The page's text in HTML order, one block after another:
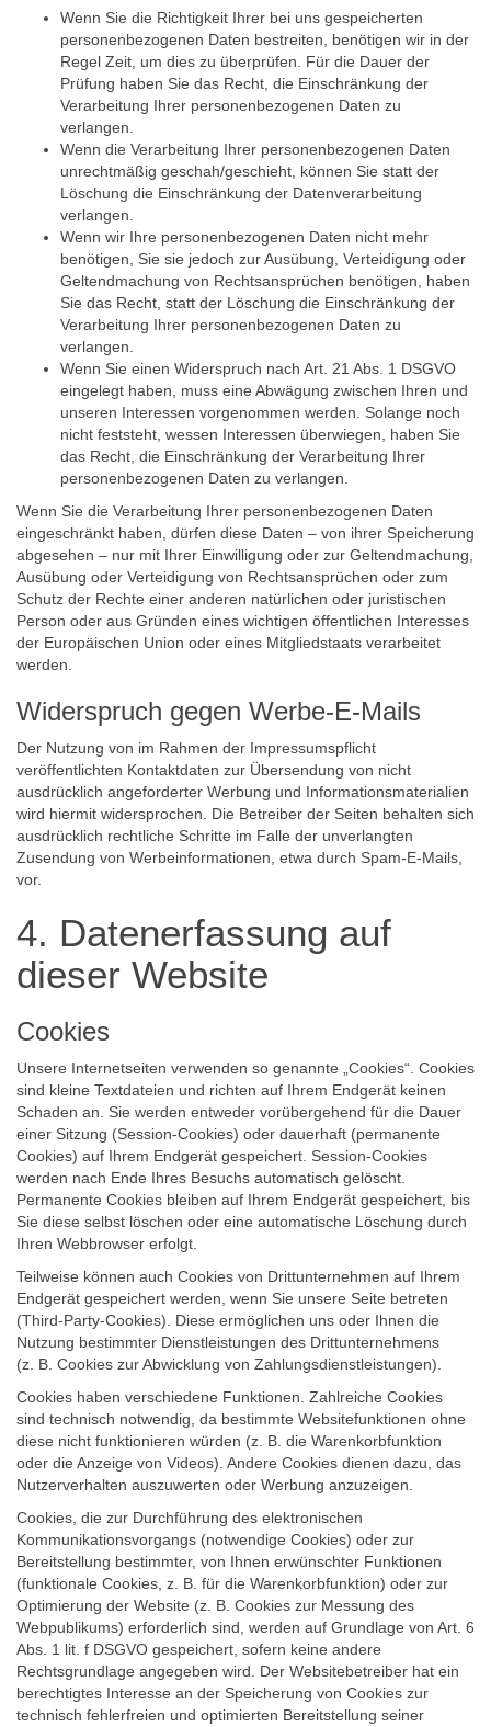
Wenn Sie die Richtigkeit Ihrer bei uns gespeicherten
personenbezogenen Daten bestreiten, benötigen wir in der
Regel Zeit, um dies zu überprüfen. Für die Dauer der
Prüfung haben Sie das Recht, die Einschränkung der
Verarbeitung Ihrer personenbezogenen Daten zu
verlangen.
Wenn die Verarbeitung Ihrer personenbezogenen Daten
unrechtmäßig geschah/geschieht, können Sie statt der
Löschung die Einschränkung der Datenverarbeitung
verlangen.
Wenn wir Ihre personenbezogenen Daten nicht mehr
benötigen, Sie sie jedoch zur Ausübung, Verteidigung oder
Geltendmachung von Rechtsansprüchen benötigen, haben
Sie das Recht, statt der Löschung die Einschränkung der
Verarbeitung Ihrer personenbezogenen Daten zu
verlangen.
Wenn Sie einen Widerspruch nach Art. 21 Abs. 1 DSGVO
eingelegt haben, muss eine Abwägung zwischen Ihren und
unseren Interessen vorgenommen werden. Solange noch
nicht feststeht, wessen Interessen überwiegen, haben Sie
das Recht, die Einschränkung der Verarbeitung Ihrer
personenbezogenen Daten zu verlangen.
Wenn Sie die Verarbeitung Ihrer personenbezogenen Daten
eingeschränkt haben, dürfen diese Daten – von ihrer Speicherung
abgesehen – nur mit Ihrer Einwilligung oder zur Geltendmachung,
Ausübung oder Verteidigung von Rechtsansprüchen oder zum
Schutz der Rechte einer anderen natürlichen oder juristischen
Person oder aus Gründen eines wichtigen öffentlichen Interesses
der Europäischen Union oder eines Mitgliedstaats verarbeitet
werden.
Widerspruch gegen Werbe-E-Mails
Der Nutzung von im Rahmen der Impressumspflicht
veröffentlichten Kontaktdaten zur Übersendung von nicht
ausdrücklich angeforderter Werbung und Informationsmaterialien
wird hiermit widersprochen. Die Betreiber der Seiten behalten sich
ausdrücklich rechtliche Schritte im Falle der unverlangten
Zusendung von Werbeinformationen, etwa durch Spam-E-Mails,
vor.
4. Datenerfassung auf
dieser Website
Cookies
Unsere Internetseiten verwenden so genannte „Cookies“. Cookies
sind kleine Textdateien und richten auf Ihrem Endgerät keinen
Schaden an. Sie werden entweder vorübergehend für die Dauer
einer Sitzung (Session-Cookies) oder dauerhaft (permanente
Cookies) auf Ihrem Endgerät gespeichert. Session-Cookies
werden nach Ende Ihres Besuchs automatisch gelöscht.
Permanente Cookies bleiben auf Ihrem Endgerät gespeichert, bis
Sie diese selbst löschen oder eine automatische Löschung durch
Ihren Webbrowser erfolgt.
Teilweise können auch Cookies von Drittunternehmen auf Ihrem
Endgerät gespeichert werden, wenn Sie unsere Seite betreten
(Third-Party-Cookies). Diese ermöglichen uns oder Ihnen die
Nutzung bestimmter Dienstleistungen des Drittunternehmens
(z. B. Cookies zur Abwicklung von Zahlungsdienstleistungen).
Cookies haben verschiedene Funktionen. Zahlreiche Cookies
sind technisch notwendig, da bestimmte Websitefunktionen ohne
diese nicht funktionieren würden (z. B. die Warenkorbfunktion
oder die Anzeige von Videos). Andere Cookies dienen dazu, das
Nutzerverhalten auszuwerten oder Werbung anzuzeigen.
Cookies, die zur Durchführung des elektronischen
Kommunikationsvorgangs (notwendige Cookies) oder zur
Bereitstellung bestimmter, von Ihnen erwünschter Funktionen
(funktionale Cookies, z. B. für die Warenkorbfunktion) oder zur
Optimierung der Website (z. B. Cookies zur Messung des
Webpublikums) erforderlich sind, werden auf Grundlage von Art. 6
Abs. 1 lit. f DSGVO gespeichert, sofern keine andere
Rechtsgrundlage angegeben wird. Der Websitebetreiber hat ein
berechtigtes Interesse an der Speicherung von Cookies zur
technisch fehlerfreien und optimierten Bereitstellung seiner